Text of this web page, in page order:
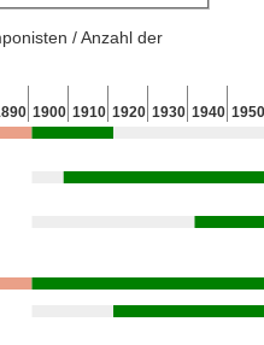
/ Anzahl der
1900 1910 1920 1930 1940 1950